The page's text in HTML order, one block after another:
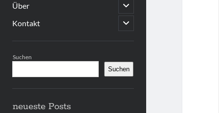
Über
open
child
menu
Kontakt
open
child
Suchen
Suchen
neueste Posts